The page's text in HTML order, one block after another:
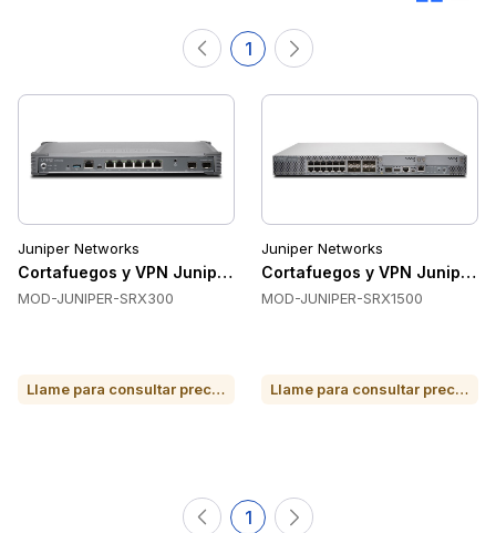
1
Juniper Networks
Cortafuegos y VPN Juniper Networks JUNIPER-SRX300
MOD-JUNIPER-SRX300
Llame para consultar precio o para comprar
Juniper Networks
Cortafuegos y VPN Juniper
MOD-JUNIPER-SRX1500
Llame para consultar precio o para comprar
1